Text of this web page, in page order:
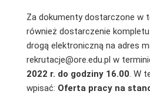
Za dokumenty dostarczone w
również dostarczenie
drogą elektroniczną na adres
rekrutacje@ore.edu.pl w
2022 r. do godziny 16.00. W
wpisać: Oferta pracy na